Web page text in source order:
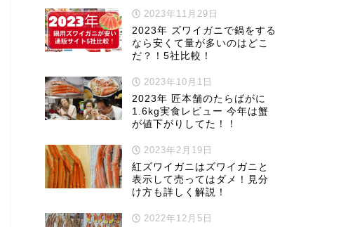
2023年11月29日
2023年 ズワイガニで鍋をする
なら安くて量が多いのはどこ
だ？！5社比較！
2023年10月1日
2023年 匠本舗のたらばがに
1.6kg実食レビュー 今年は蟹
が値下がりしてた！！
2023年2月19日
紅ズワイガニはズワイガニと
表示して売ってはダメ！見分
け方も詳しく解説！
2022年12月5日